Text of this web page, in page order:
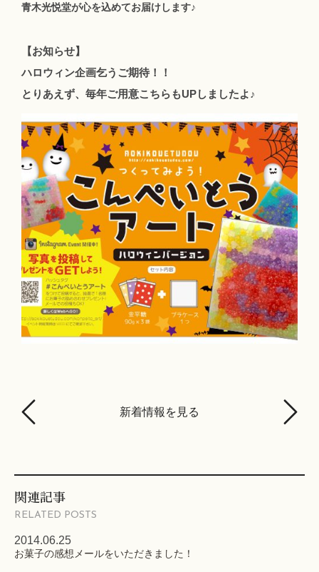
青木光悦堂が心を込めてお届けします♪
【お知らせ】
ハロウィン企画乞うご期待！！
とりあえず、毎年ご用意こちらもUPしましたよ♪
新着情報を見る
関連記事
RELATED POSTS
2014.06.25
お菓子の感想メールをいただきました！